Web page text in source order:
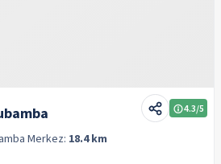
4.3/5
Merkez: 18.4 km